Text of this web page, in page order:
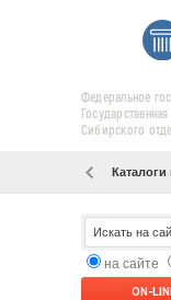
Федеральное
Сибирского
на сайте
ON-